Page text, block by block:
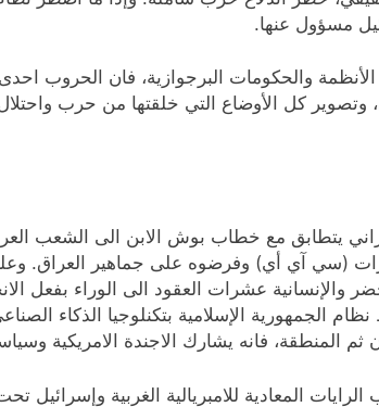
مسؤول عنها.
والحكومات البرجوازية، فان الحروب احدى
وتصوير كل الأوضاع التي خلقتها من حرب
يتطابق مع خطاب بوش الابن الى الشعب
(سي آي أي) وفرضوه على جماهير العراق.
والإنسانية عشرات العقود الى الوراء بفعل
الجمهورية الإسلامية بتكنلوجيا الذكاء
ثم المنطقة، فانه يشارك الاجندة الامريكية
المعادية للامبريالية الغربية